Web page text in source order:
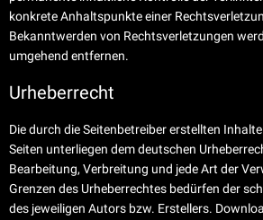
konkrete Anhaltspunkte einer
Bekanntwerden von Rechtsverletzungen
umgehend entfernen.
Urheberrecht
Die durch die Seitenbetreiber erstellten
Seiten unterliegen dem deutschen
Bearbeitung, Verbreitung und jede Art der
Grenzen des Urheberrechtes bedürfen der
des jeweiligen Autors bzw. Erstellers.